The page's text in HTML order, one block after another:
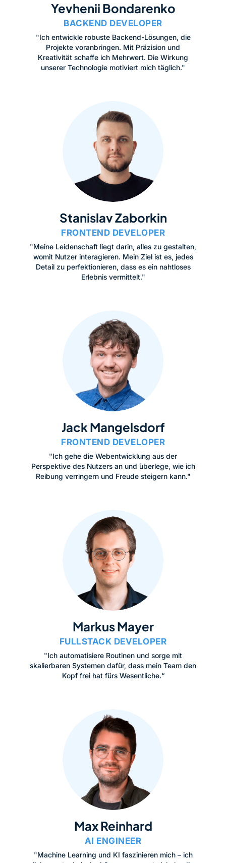
Yevhenii Bondarenko
BACKEND DEVELOPER
"Ich entwickle robuste Backend-Lösungen, die
Projekte voranbringen. Mit Präzision und
Kreativität schaffe ich Mehrwert. Die Wirkung
unserer Technologie motiviert mich täglich."
Stanislav Zaborkin
FRONTEND DEVELOPER
"Meine Leidenschaft liegt darin, alles zu gestalten,
womit Nutzer interagieren. Mein Ziel ist es, jedes
Detail zu perfektionieren, dass es ein nahtloses
Erlebnis vermittelt."
Jack Mangelsdorf
FRONTEND DEVELOPER
"Ich gehe die Webentwicklung aus der
Perspektive des Nutzers an und überlege, wie ich
Reibung verringern und Freude steigern kann."
Markus Mayer
FULLSTACK DEVELOPER
"Ich automatisiere Routinen und sorge mit
skalierbaren Systemen dafür, dass mein Team den
Kopf frei hat fürs Wesentliche.“
Max Reinhard
AI ENGINEER
"Machine Learning und KI faszinieren mich – ich